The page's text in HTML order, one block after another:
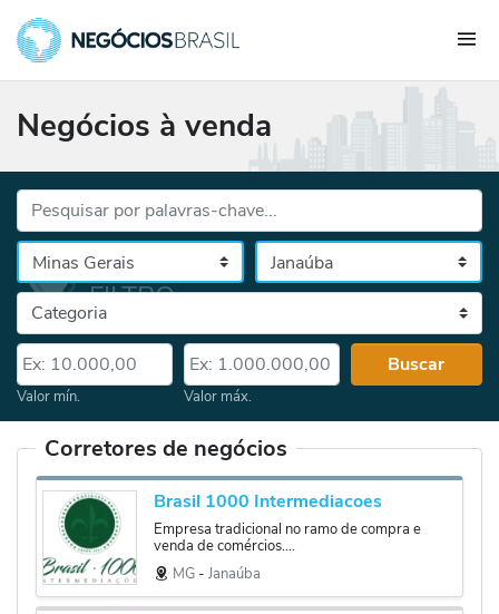
Negócios à venda
Palavras-chave...
Cidade
Selecione o estado, depois a cidade
Categoria
Valor mín.
Valor mín.
Valor máx.
Valor máx.
Buscar
Corretores de negócios
Brasil 1000 Intermediacoes
Empresa tradicional no ramo de compra e
venda de comércios....
MG ‐ Janaúba